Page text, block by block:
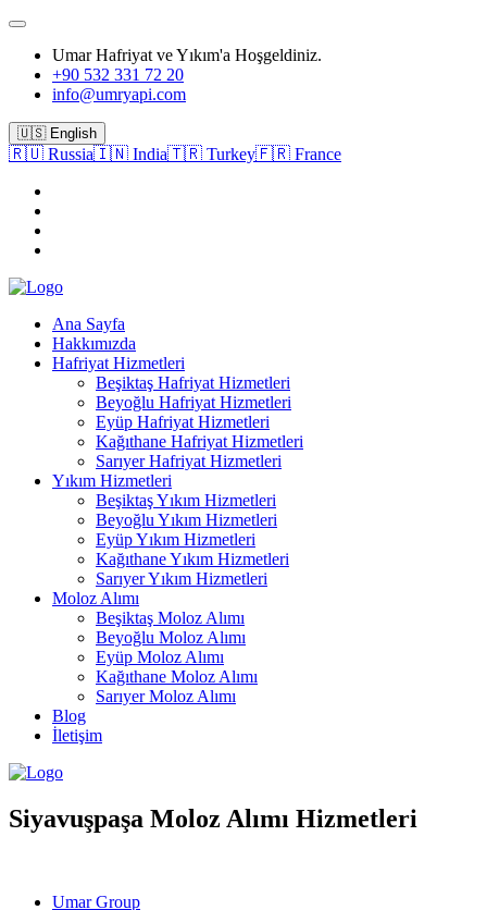
Umar Hafriyat ve Yıkım'a Hoşgeldiniz.
+90 532 331 72 20
info@umryapi.com
🇺🇸 English
🇷🇺 Russia🇮🇳 India🇹🇷 Turkey🇫🇷 France
Ana Sayfa
Hakkımızda
Hafriyat Hizmetleri
Beşiktaş Hafriyat Hizmetleri
Beyoğlu Hafriyat Hizmetleri
Eyüp Hafriyat Hizmetleri
Kağıthane Hafriyat Hizmetleri
Sarıyer Hafriyat Hizmetleri
Yıkım Hizmetleri
Beşiktaş Yıkım Hizmetleri
Beyoğlu Yıkım Hizmetleri
Eyüp Yıkım Hizmetleri
Kağıthane Yıkım Hizmetleri
Sarıyer Yıkım Hizmetleri
Moloz Alımı
Beşiktaş Moloz Alımı
Beyoğlu Moloz Alımı
Eyüp Moloz Alımı
Kağıthane Moloz Alımı
Sarıyer Moloz Alımı
Blog
İletişim
Siyavuşpaşa Moloz Alımı Hizmetleri
Umar Group